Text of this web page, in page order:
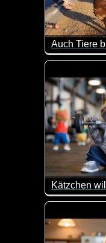
Auch Tiere
Sehr schön
Kätzchen
Mit einem